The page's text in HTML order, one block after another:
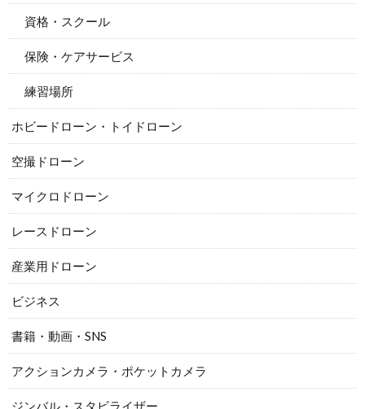
資格・スクール
保険・ケアサービス
練習場所
ホビードローン・トイドローン
空撮ドローン
マイクロドローン
レースドローン
産業用ドローン
ビジネス
書籍・動画・SNS
アクションカメラ・ポケットカメラ
ジンバル・スタビライザー